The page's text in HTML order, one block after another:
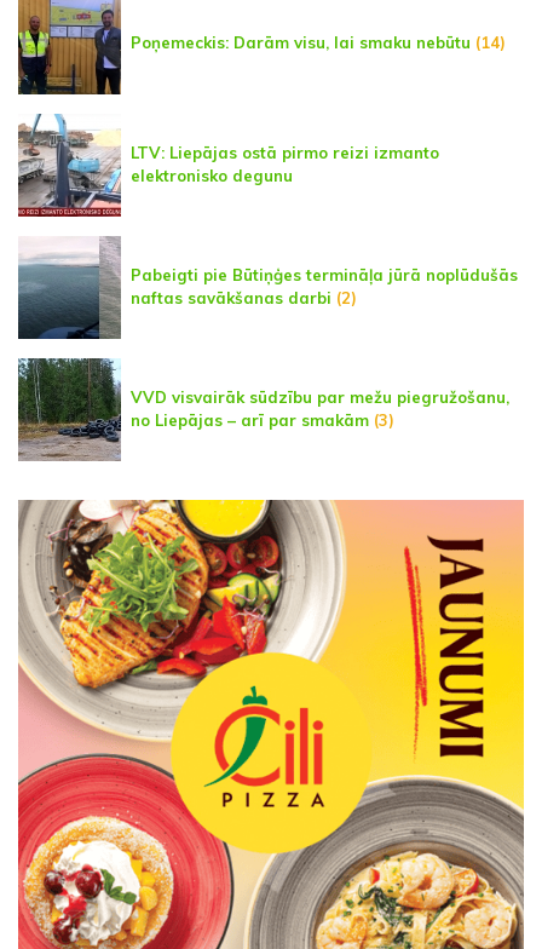
Poņemeckis: Darām visu, lai smaku nebūtu (14)
LTV: Liepājas ostā pirmo reizi izmanto
elektronisko degunu
Pabeigti pie Būtiņģes termināļa jūrā noplūdušās
naftas savākšanas darbi (2)
VVD visvairāk sūdzību par mežu piegružošanu,
no Liepājas – arī par smakām (3)